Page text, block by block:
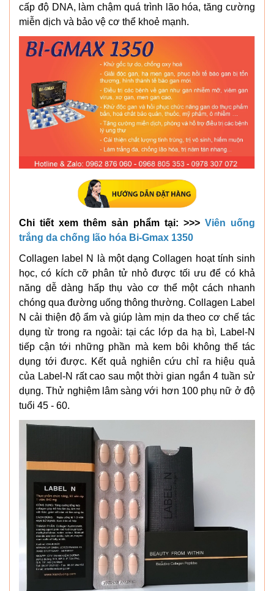
cấp độ DNA, làm chậm quá trình lão hóa, tăng cường
miễn dịch và bảo vệ cơ thể khoẻ mạnh.
Chi tiết xem thêm sản phẩm tại: >>> Viên uống
trắng da chống lão hóa Bi-Gmax 1350
Collagen label N là một dạng Collagen hoạt tính sinh
học, có kích cỡ phân tử nhỏ được tối ưu để có khả
năng dễ dàng hấp thụ vào cơ thể một cách nhanh
chóng qua đường uống thông thường. Collagen Label
N cải thiện độ ẩm và giúp làm mịn da theo cơ chế tác
dụng từ trong ra ngoài: tại các lớp da hạ bì, Label-N
tiếp cận tới những phần mà kem bôi không thể tác
dụng tới được. Kết quả nghiên cứu chỉ ra hiệu quả
của Label-N rất cao sau một thời gian ngắn 4 tuần sử
dụng. Thử nghiệm lâm sàng với hơn 100 phụ nữ ở độ
tuổi 45 - 60.